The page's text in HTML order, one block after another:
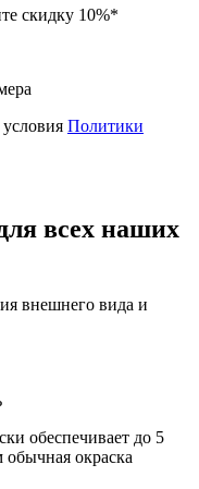
скидку 10%*
Политики
всех наших
внешнего вида и
обеспечивает до 5
окраска